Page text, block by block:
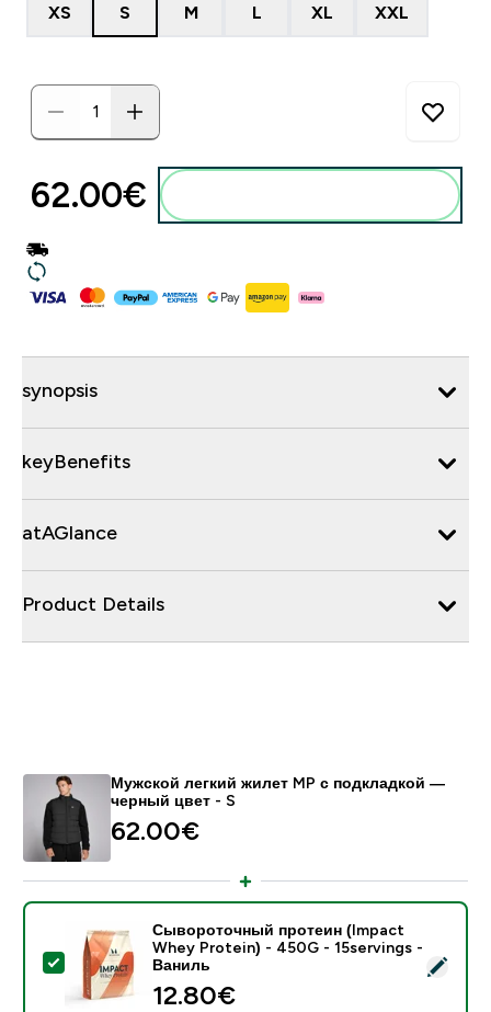
XS S M L XL XXL
62.00€‎
synopsis
keyBenefits
atAGlance
Product Details
Мужской легкий жилет MP с подкладкой —
черный цвет - S
62.00€‎
- Сывороточный протеин (Impact Whey Protein) -
Сывороточный протеин (Impact
Whey Protein) - 450G - 15servings -
Ваниль
12.80€‎